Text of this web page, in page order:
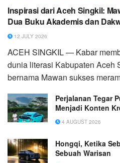
Inspirasi dari Aceh Singkil:
Dua Buku Akademis dan
12 JULY 2026
ACEH SINGKIL — Kabar
dunia literasi Kabupaten Aceh
bernama Mawan sukses
Perjalanan Tegar
Menjadi Konten
4 AUGUST 2026
Hongqi, Ketika
Sebuah Warisan